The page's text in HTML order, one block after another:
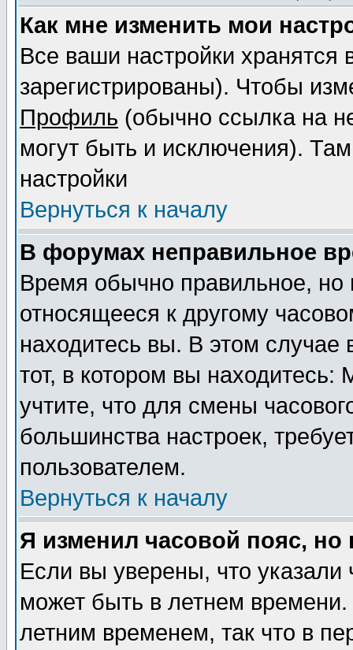
Как мне изменить мои
Все ваши настройки
зарегистрированы). Чтобы
Профиль (обычно ссылка на
могут быть и исключения).
настройки
Вернуться к началу
В форумах неправильное
Время обычно правильное,
относящееся к другому
находитесь вы. В этом
тот, в котором вы
учтите, что для смены
большинства настроек,
пользователем.
Вернуться к началу
Я изменил часовой пояс,
Если вы уверены, что указали
может быть в летнем
летним временем, так что в